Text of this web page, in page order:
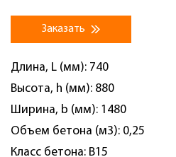
Заказать
Длина, L (мм): 740
Высота, h (мм): 880
Ширина, b (мм): 1480
Объем бетона (м3): 0,25
Класс бетона: B15